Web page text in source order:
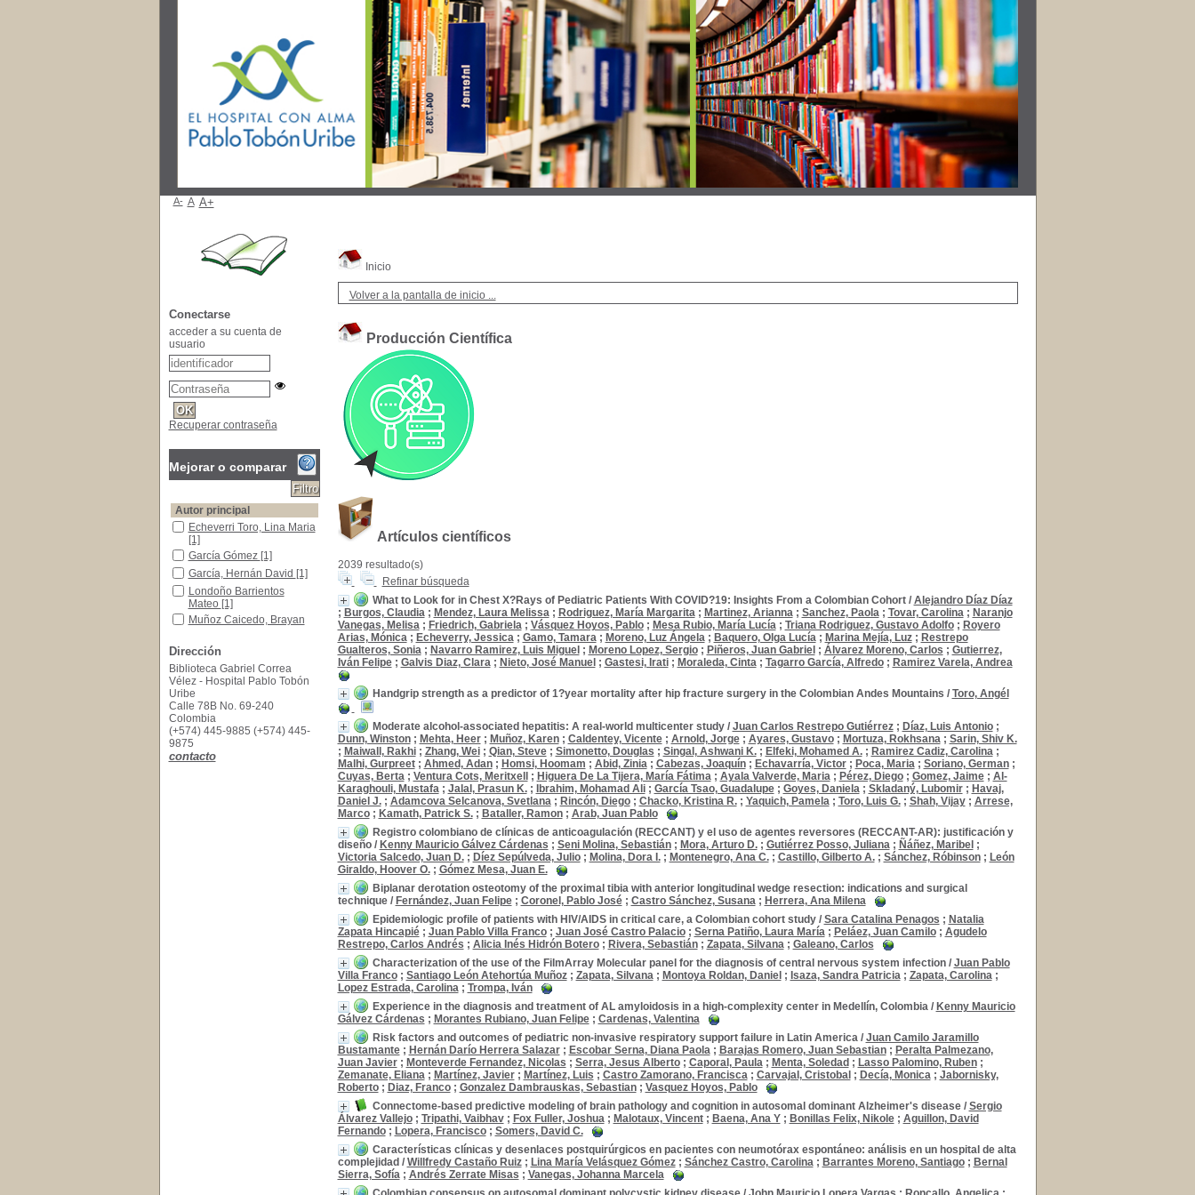
Inicio
Volver a la pantalla de inicio ...
Producción Científica
Artículos científicos
2039 resultado(s)
Refinar búsqueda
What to Look for in Chest X?Rays of Pediatric Patients With COVID?19: Insights From a Colombian Cohort/ Alejandro Díaz Díaz
; Burgos, Claudia; Mendez, Laura Melissa; Rodriguez, María Margarita; Martinez, Arianna; Sanchez, Paola; Tovar, Carolina; Naranjo
Vanegas, Melisa; Friedrich, Gabriela; Vásquez Hoyos, Pablo; Mesa Rubio, María Lucía; Triana Rodriguez, Gustavo Adolfo; Royero
Arias, Mónica; Echeverry, Jessica; Gamo, Tamara; Moreno, Luz Ángela; Baquero, Olga Lucía; Marina Mejía, Luz; Restrepo
Gualteros, Sonia; Navarro Ramirez, Luis Miguel ; Moreno Lopez, Sergio; Piñeros, Juan Gabriel ; Álvarez Moreno, Carlos ; Gutierrez,
Iván Felipe; Galvis Diaz, Clara; Nieto, José Manuel ; Gastesi, Irati; Moraleda, Cinta; Tagarro García, Alfredo; Ramirez Varela, Andrea
Handgrip strength as a predictor of 1?year mortality after hip fracture surgery in the Colombian Andes Mountains / Toro, Angél
Moderate alcohol-associated hepatitis: A real-world multicenter study/ Juan Carlos Restrepo Gutiérrez; Díaz, Luis Antonio;
Dunn, Winston; Mehta, Heer; Muñoz, Karen; Caldentey, Vicente; Arnold, Jorge; Ayares, Gustavo; Mortuza, Rokhsana; Sarin, Shiv K.
; Maiwall, Rakhi; Zhang, Wei; Qian, Steve; Simonetto, Douglas ; Singal, Ashwani K.; Elfeki, Mohamed A.; Ramirez Cadiz, Carolina;
Malhi, Gurpreet; Ahmed, Adan; Homsi, Hoomam ; Abid, Zinia; Cabezas, Joaquín; Echavarría, Victor; Poca, Maria; Soriano, German;
Cuyas, Berta; Ventura Cots, Meritxell ; Higuera De La Tijera, María Fátima; Ayala Valverde, Maria; Pérez, Diego; Gomez, Jaime; Al-
Karaghouli, Mustafa; Jalal, Prasun K.; Ibrahim, Mohamad Ali; García Tsao, Guadalupe; Goyes, Daniela; Skladaný, Lubomir; Havaj,
Daniel J.; Adamcova Selcanova, Svetlana; Rincón, Diego; Chacko, Kristina R.; Yaquich, Pamela; Toro, Luis G.; Shah, Vijay; Arrese,
Marco; Kamath, Patrick S.; Bataller, Ramon; Arab, Juan Pablo
Registro colombiano de clínicas de anticoagulación (RECCANT) y el uso de agentes reversores (RECCANT-AR): justificación y
diseño/ Kenny Mauricio Gálvez Cárdenas ; Seni Molina, Sebastián; Mora, Arturo D.; Gutiérrez Posso, Juliana; Ñáñez, Maribel ;
Victoria Salcedo, Juan D.; Díez Sepúlveda, Julio; Molina, Dora I.; Montenegro, Ana C.; Castillo, Gilberto A.; Sánchez, Róbinson; León
Giraldo, Hoover O.; Gómez Mesa, Juan E.
Biplanar derotation osteotomy of the proximal tibia with anterior longitudinal wedge resection: indications and surgical
technique/ Fernández, Juan Felipe; Coronel, Pablo José; Castro Sánchez, Susana; Herrera, Ana Milena
Epidemiologic profile of patients with HIV/AIDS in critical care, a Colombian cohort study/ Sara Catalina Penagos ; Natalia
Zapata Hincapié; Juan Pablo Villa Franco; Juan José Castro Palacio; Serna Patiño, Laura María; Peláez, Juan Camilo; Agudelo
Restrepo, Carlos Andrés ; Alicia Inés Hidrón Botero; Rivera, Sebastián; Zapata, Silvana; Galeano, Carlos
Characterization of the use of the FilmArray Molecular panel for the diagnosis of central nervous system infection/ Juan Pablo
Villa Franco; Santiago León Atehortúa Muñoz; Zapata, Silvana; Montoya Roldan, Daniel ; Isaza, Sandra Patricia; Zapata, Carolina;
Lopez Estrada, Carolina; Trompa, Iván
Experience in the diagnosis and treatment of AL amyloidosis in a high-complexity center in Medellín, Colombia/ Kenny Mauricio
Gálvez Cárdenas ; Morantes Rubiano, Juan Felipe; Cardenas, Valentina
Risk factors and outcomes of pediatric non-invasive respiratory support failure in Latin America/ Juan Camilo Jaramillo
Bustamante; Hernán Darío Herrera Salazar; Escobar Serna, Diana Paola; Barajas Romero, Juan Sebastian; Peralta Palmezano,
Juan Javier; Monteverde Fernandez, Nicolas ; Serra, Jesus Alberto; Caporal, Paula; Menta, Soledad ; Lasso Palomino, Ruben;
Zemanate, Eliana; Martínez, Javier; Martínez, Luis ; Castro Zamorano, Francisca; Carvajal, Cristobal ; Decía, Monica; Jabornisky,
Roberto; Diaz, Franco; Gonzalez Dambrauskas, Sebastian; Vasquez Hoyos, Pablo
Connectome-based predictive modeling of brain pathology and cognition in autosomal dominant Alzheimer's disease/ Sergio
Álvarez Vallejo; Tripathi, Vaibhav; Fox Fuller, Joshua; Malotaux, Vincent; Baena, Ana Y; Bonillas Felix, Nikole; Aguillon, David
Fernando; Lopera, Francisco; Somers, David C.
Características clínicas y desenlaces postquirúrgicos en pacientes con neumotórax espontáneo: análisis en un hospital de alta
complejidad / Willfredy Castaño Ruiz; Lina María Velásquez Gómez; Sánchez Castro, Carolina; Barrantes Moreno, Santiago; Bernal
Sierra, Sofía; Andrés Zerrate Misas ; Vanegas, Johanna Marcela
A- A A+
Conectarse
acceder a su cuenta de
usuario
Recuperar contraseña
Mejorar o comparar
Autor principal
Echeverri Toro, Lina Maria
Echeverri Toro, Lina Maria
[1]
García Gómez
García Gómez [1]
García, Hernán David
García, Hernán David [1]
Londoño Barrientos Mateo
Londoño Barrientos
Mateo [1]
Muñoz Caicedo, Brayan
Muñoz Caicedo, Brayan
Toro, Angél
Toro, Angél
Autores
Restrepo Gutiérrez
Restrepo Gutiérrez[111]
Donado Gómez
Donado Gómez[107]
Nieto Ríos
Nieto Ríos
Syro Moreno
Syro Moreno
[77]
Vélez Hoyos
Vélez Hoyos
Revista Colombiana de Gastroenterología
Revista Colombiana de Reumatología
Dirección
Biblioteca Gabriel Correa
Vélez - Hospital Pablo Tobón
Uribe
Calle 78B No. 69-240
Colombia
(+574) 445-9885 (+574) 445-
9875
contacto